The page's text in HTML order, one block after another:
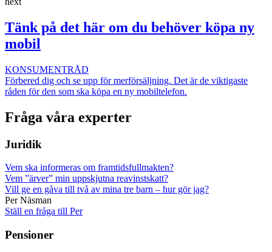
Tänk på det här om du behöver köpa ny
mobil
KONSUMENTRÅD
Förbered dig och se upp för merförsäljning. Det är de viktigaste
råden för den som ska köpa en ny mobiltelefon.
Fråga våra experter
Juridik
Vem ska informeras om framtidsfullmakten?
Vem ”ärver” min uppskjutna reavinstskatt?
Vill ge en gåva till två av mina tre barn – hur gör jag?
Per Näsman
Ställ en fråga till Per
Pensioner